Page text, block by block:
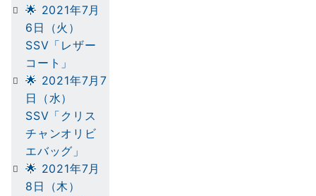
🌟 2021年7月
6日（火）
SSV「レザー
コート」
🌟 2021年7月7
日（水）
SSV「クリス
チャンオリビ
エバッグ」
🌟 2021年7月
8日（木）